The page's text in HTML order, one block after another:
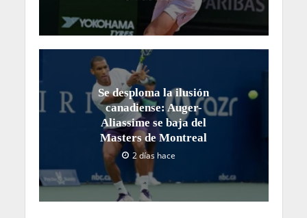
Se desploma la ilusión
canadiense: Auger-
Aliassime se baja del
Masters de Montreal
2 días hace